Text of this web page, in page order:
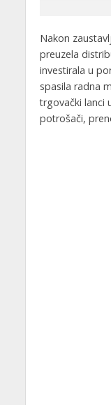
Nakon
preuzela
investirala u
spasila radna
trgovački lanci
potrošači,